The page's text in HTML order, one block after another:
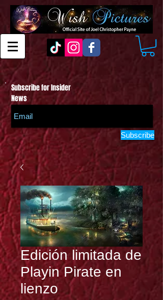
Subscribe for Insider
News
Subscribe
Edición limitada de
Playin Pirate en
lienzo